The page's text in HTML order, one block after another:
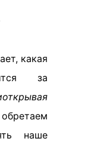
какая
за
наше